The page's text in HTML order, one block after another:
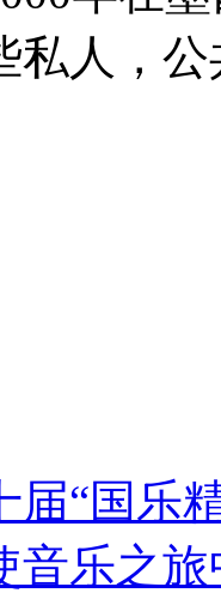
私人，
届“国乐
音乐之